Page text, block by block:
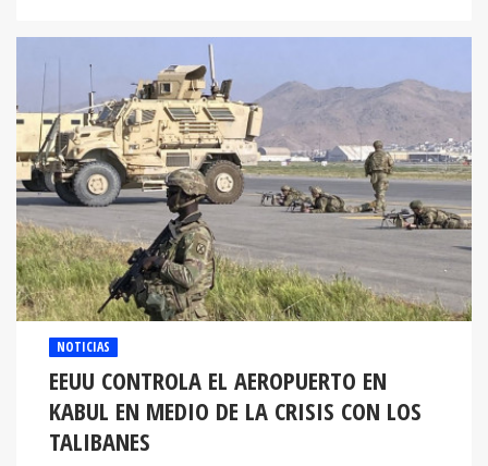
NOTICIAS
EEUU CONTROLA EL AEROPUERTO EN
KABUL EN MEDIO DE LA CRISIS CON LOS
TALIBANES